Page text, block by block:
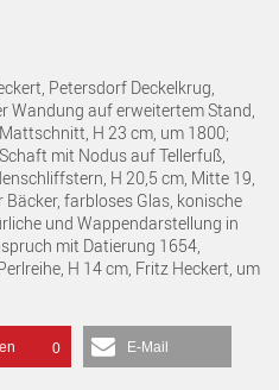
Petersdorf Deckelkrug,
Wandung auf erweitertem Stand,
H 23 cm, um 1800;
mit Nodus auf Tellerfuß,
H 20,5 cm, Mitte 19,
farbloses Glas, konische
und Wappendarstellung in
mit Datierung 1654,
H 14 cm, Fritz Heckert, um
0 E-Mail